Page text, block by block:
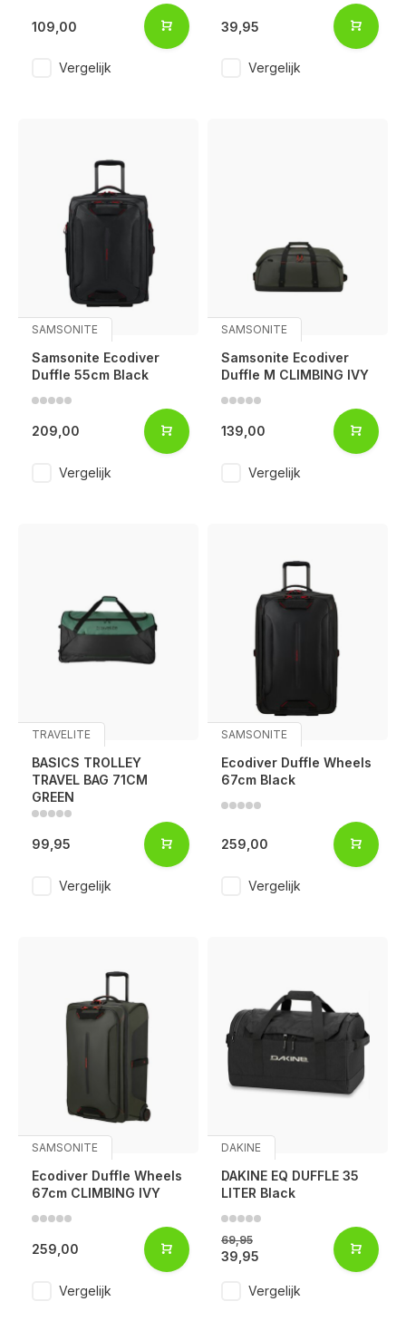
109,00
Vergelijk
39,95
Vergelijk
SAMSONITE
Samsonite Ecodiver
Duffle 55cm Black
209,00
Vergelijk
SAMSONITE
Samsonite Ecodiver
Duffle M CLIMBING IVY
139,00
Vergelijk
TRAVELITE
BASICS TROLLEY
TRAVEL BAG 71CM
GREEN
99,95
Vergelijk
SAMSONITE
Ecodiver Duffle Wheels
67cm Black
259,00
Vergelijk
SAMSONITE
Ecodiver Duffle Wheels
67cm CLIMBING IVY
259,00
Vergelijk
DAKINE
DAKINE EQ DUFFLE 35
LITER Black
69,95
39,95
Vergelijk